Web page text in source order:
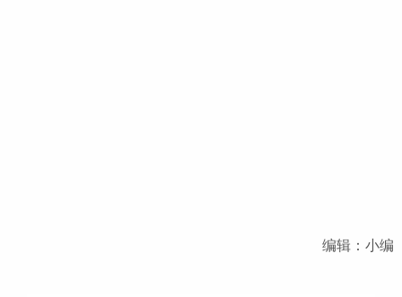
编辑：小编